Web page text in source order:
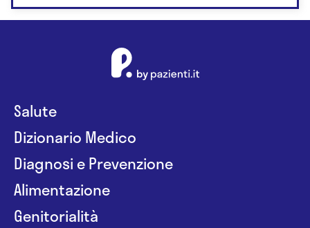
Salute
Dizionario Medico
Diagnosi e Prevenzione
Alimentazione
Genitorialità